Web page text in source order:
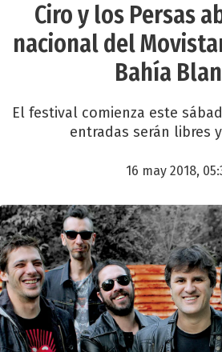
Ciro y los Persas
nacional del
Bahía
El festival comienza este
entradas serán libres
16 may 2018,